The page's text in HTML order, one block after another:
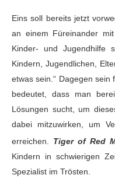
Eins soll bereits jetzt
an einem Füreinander
Kinder- und Jugendhilfe
Kindern, Jugendlichen,
etwas sein.“ Dagegen sein
bedeutet, dass man
Lösungen sucht, um
dabei mitzuwirken, um
erreichen. Tiger of Red
Kindern in schwierigen
Spezialist im Trösten.